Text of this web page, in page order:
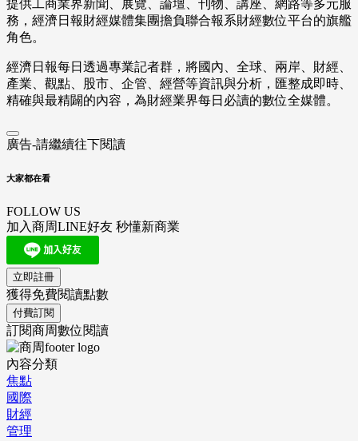
提供工商業界新聞、展覽、論壇、刊物、講座、網路等多元服
務，經濟日報財經媒體集團擔負聯合報系財經數位平台的旗艦
角色。
經濟日報每日透過專業記者群，將國內、全球、兩岸、財經、
產業、觀點、股市、企管、經營等資訊與分析，匯整成即時、
精確與最精闢的內容，為財經業界每日必讀的數位全媒體。
廣告-請繼續往下閱讀
大家都在看
FOLLOW US
加入商周LINE好友 秒懂新商業
立即註冊
獲得免費閱讀點數
付費訂閱
訂閱商周數位閱讀
內容分類
焦點
國際
財經
管理